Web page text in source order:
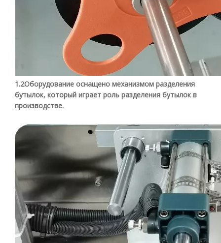
1.2Оборудование оснащено механизмом разделения
бутылок, который играет роль разделения бутылок в
производстве.